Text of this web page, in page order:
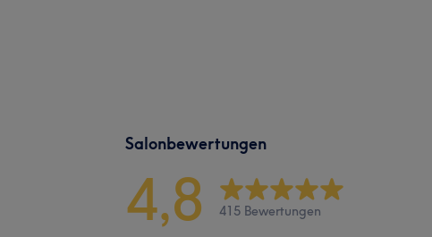
Salonbewertungen
4,8 415 Bewertungen